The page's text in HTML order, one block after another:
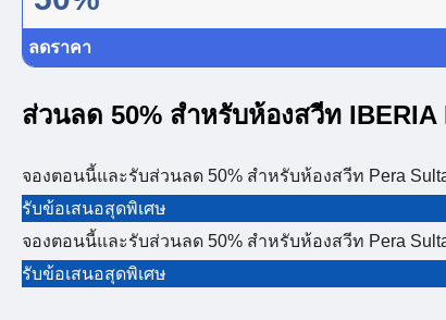
ลดราคา
ส่วนลด 50% สำหรับห้องสวีท IBERIA
จองตอนนี้และรับส่วนลด 50% สำหรับห้องสวีท Pera
รับข้อเสนอสุดพิเศษ
จองตอนนี้และรับส่วนลด 50% สำหรับห้องสวีท Pera
รับข้อเสนอสุดพิเศษ